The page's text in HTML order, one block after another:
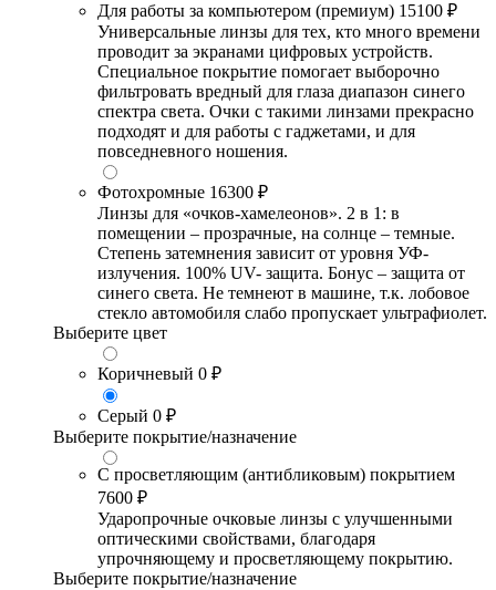
Для работы за компьютером (премиум) 15100 ₽
Универсальные линзы для тех, кто много времени
проводит за экранами цифровых устройств.
Специальное покрытие помогает выборочно
фильтровать вредный для глаза диапазон синего
спектра света. Очки с такими линзами прекрасно
подходят и для работы с гаджетами, и для
повседневного ношения.
Фотохромные 16300 ₽
Линзы для «очков-хамелеонов». 2 в 1: в
помещении – прозрачные, на солнце – темные.
Степень затемнения зависит от уровня УФ-
излучения. 100% UV- защита. Бонус – защита от
синего света. Не темнеют в машине, т.к. лобовое
стекло автомобиля слабо пропускает ультрафиолет.
Выберите цвет
Коричневый 0 ₽
Серый 0 ₽
Выберите покрытие/назначение
С просветляющим (антибликовым) покрытием
7600 ₽
Ударопрочные очковые линзы с улучшенными
оптическими свойствами, благодаря
упрочняющему и просветляющему покрытию.
Выберите покрытие/назначение